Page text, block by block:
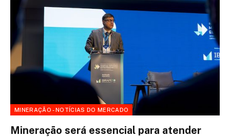
MINERAÇÃO - NOTÍCIAS DO MERCADO
Mineração será essencial para atender